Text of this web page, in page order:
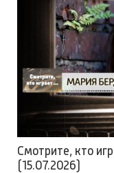
Смотрите, кто
(15.07.2026)